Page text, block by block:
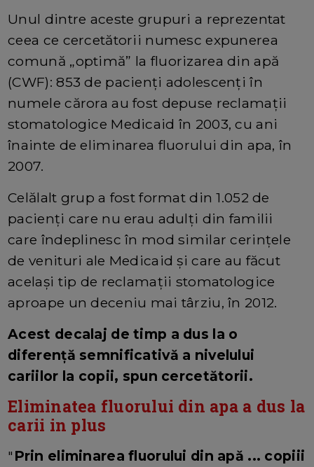
Unul dintre aceste grupuri a reprezentat
ceea ce cercetătorii numesc expunerea
comună „optimă” la fluorizarea din apă
(CWF): 853 de pacienți adolescenți în
numele cărora au fost depuse reclamații
stomatologice Medicaid în 2003, cu ani
înainte de eliminarea fluorului din apa, în
2007.
Celălalt grup a fost format din 1.052 de
pacienți care nu erau adulți din familii
care îndeplinesc în mod similar cerințele
de venituri ale Medicaid și care au făcut
același tip de reclamații stomatologice
aproape un deceniu mai târziu, în 2012.
Acest decalaj de timp a dus la o
diferență semnificativă a nivelului
cariilor la copii, spun cercetătorii.
Eliminatea fluorului din apa a dus la
carii in plus
" Prin eliminarea fluorului din apă ... copiii